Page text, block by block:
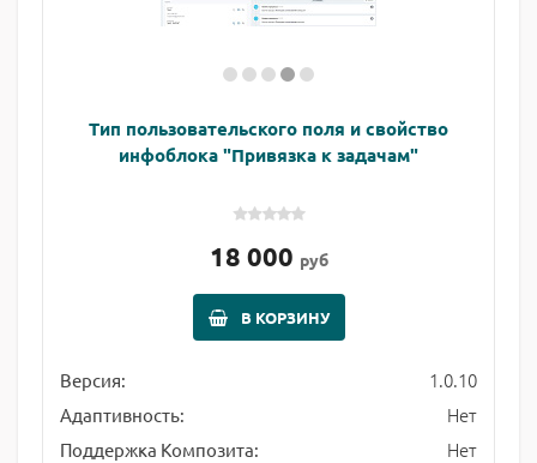
Тип пользовательского поля и свойство
инфоблока "Привязка к задачам"
18 000 руб
В КОРЗИНУ
Версия: 1.0.10
Адаптивность: Нет
Поддержка Композита: Нет